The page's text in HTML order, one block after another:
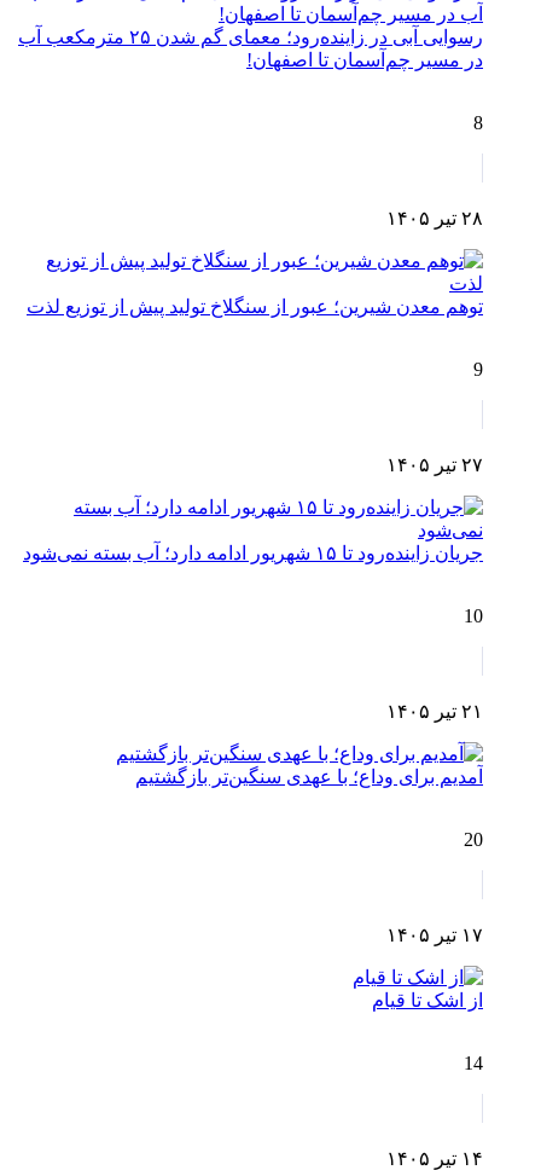
رسوایی آبی در زاینده‌رود؛ معمای گم شدن ۲۵ مترمکعب آب
در مسیر چم‌آسمان تا اصفهان!
8
۲۸ تیر ۱۴۰۵
توهم معدن شیرین؛ عبور از سنگلاخ تولید پیش از توزیع لذت
9
۲۷ تیر ۱۴۰۵
جریان زاینده‌رود تا ۱۵ شهریور ادامه دارد؛ آب بسته نمی‌شود
10
۲۱ تیر ۱۴۰۵
آمدیم برای وداع؛ با عهدی سنگین‌تر بازگشتیم
20
۱۷ تیر ۱۴۰۵
از اشک تا قیام
14
۱۴ تیر ۱۴۰۵